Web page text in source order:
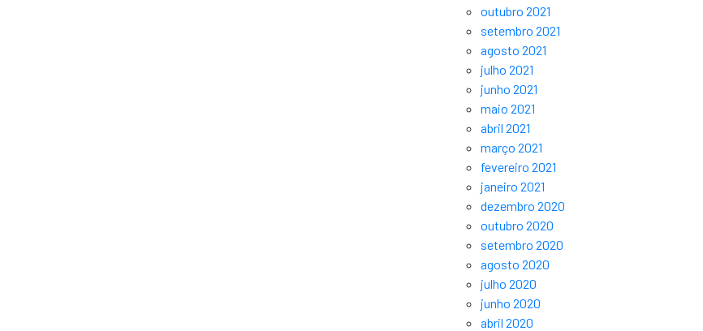
outubro 2021
setembro 2021
agosto 2021
julho 2021
junho 2021
maio 2021
abril 2021
março 2021
fevereiro 2021
janeiro 2021
dezembro 2020
outubro 2020
setembro 2020
agosto 2020
julho 2020
junho 2020
abril 2020